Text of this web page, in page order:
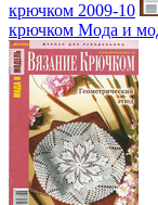
крючком 2009-10
крючком Мода и